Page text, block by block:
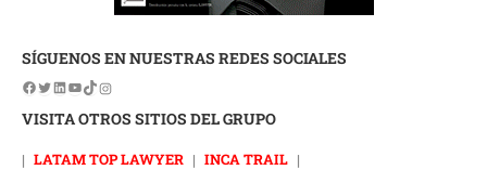
SÍGUENOS EN NUESTRAS REDES SOCIALES
VISITA OTROS SITIOS DEL GRUPO
| LATAM TOP LAWYER | INCA TRAIL |